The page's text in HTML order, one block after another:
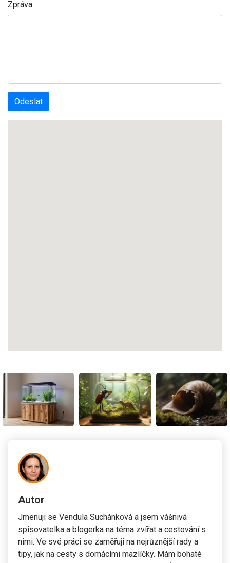
Zpráva
Odeslat
Autor
Jmenuji se Vendula Suchánková a jsem vášnivá
spisovatelka a blogerka na téma zvířat a cestování s
nimi. Ve své práci se zaměřuji na nejrůznější rady a
tipy, jak na cesty s domácími mazlíčky. Mám bohaté